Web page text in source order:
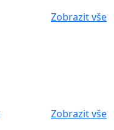
Zobrazit vše
Zobrazit vše